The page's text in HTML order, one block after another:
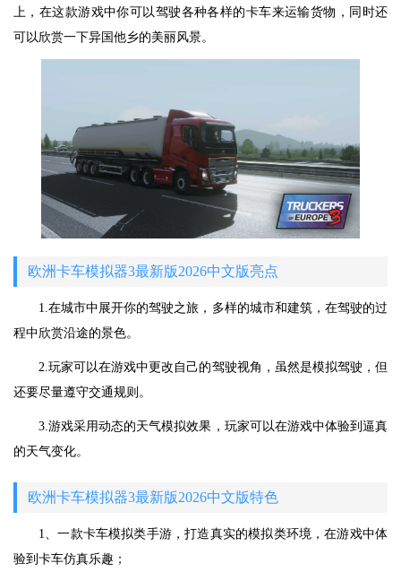
上，在这款游戏中你可以驾驶各种各样的卡车来运输货物，同时还
可以欣赏一下异国他乡的美丽风景。
欧洲卡车模拟器3最新版2026中文版亮点
1.在城市中展开你的驾驶之旅，多样的城市和建筑，在驾驶的过
程中欣赏沿途的景色。
2.玩家可以在游戏中更改自己的驾驶视角，虽然是模拟驾驶，但
还要尽量遵守交通规则。
3.游戏采用动态的天气模拟效果，玩家可以在游戏中体验到逼真
的天气变化。
欧洲卡车模拟器3最新版2026中文版特色
1、一款卡车模拟类手游，打造真实的模拟类环境，在游戏中体
验到卡车仿真乐趣；